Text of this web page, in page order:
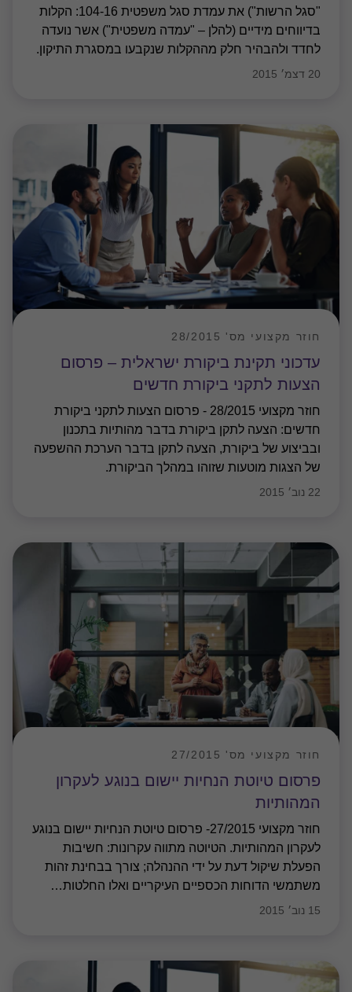
"סגל הרשות") את עמדת סגל משפטית 104-16: הקלות
בדיווחים מידיים (להלן – "עמדה משפטית") אשר נועדה
לחדד ולהבהיר חלק מההקלות שנקבעו במסגרת התיקון.
20 דצמ׳ 2015
עדכוני תקינת ביקורת ישראלית – פרסום
הצעות לתקני ביקורת חדשים
חוזר מקצועי מס' 28/2015
חוזר מקצועי 28/2015 - פרסום הצעות לתקני ביקורת
חדשים: הצעה לתקן ביקורת בדבר מהותיות בתכנון
ובביצוע של ביקורת, הצעה לתקן בדבר הערכת ההשפעה
של הצגות מוטעות שזוהו במהלך הביקורת.
22 נוב׳ 2015
פרסום טיוטת הנחיות יישום בנוגע לעקרון
המהותיות
חוזר מקצועי מס' 27/2015
חוזר מקצועי 27/2015- פרסום טיוטת הנחיות יישום בנוגע
לעקרון המהותיות. הטיוטה מתווה עקרונות: חשיבות
הפעלת שיקול דעת על ידי ההנהלה; צורך בבחינת זהות
משתמשי הדוחות הכספיים העיקריים ואלו החלטות…
15 נוב׳ 2015